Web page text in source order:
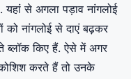
से अगला पड़ाव नांगलोई
को नांगलोई से दाएं बढ़कर
ब्लॉक किए हैं. ऐसे में अगर
करते हैं तो उनके